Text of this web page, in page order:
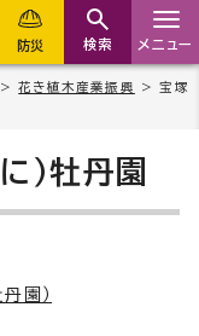
防災 検索 メニュー
>花き植木産業振興
> 宝塚
）牡丹園
園）